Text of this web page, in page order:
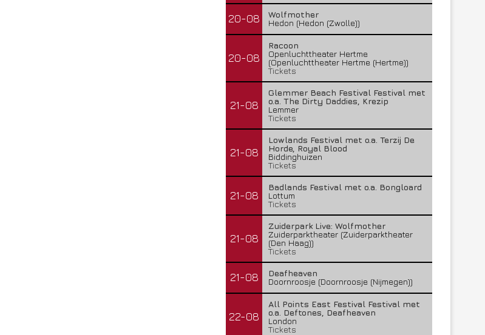
20-08
Wolfmother
Hedon (Hedon (Zwolle))
20-08
Racoon
Openluchttheater Hertme
(Openluchttheater Hertme (Hertme))
Tickets
21-08
Glemmer Beach Festival Festival met
o.a. The Dirty Daddies, Krezip
Lemmer
Tickets
21-08
Lowlands Festival met o.a. Terzij De
Horde, Royal Blood
Biddinghuizen
Tickets
21-08
Badlands Festival met o.a. Bongloard
Lottum
Tickets
21-08
Zuiderpark Live: Wolfmother
Zuiderparktheater (Zuiderparktheater
(Den Haag))
Tickets
21-08
Deafheaven
Doornroosje (Doornroosje (Nijmegen))
22-08
All Points East Festival Festival met
o.a. Deftones, Deafheaven
London
Tickets